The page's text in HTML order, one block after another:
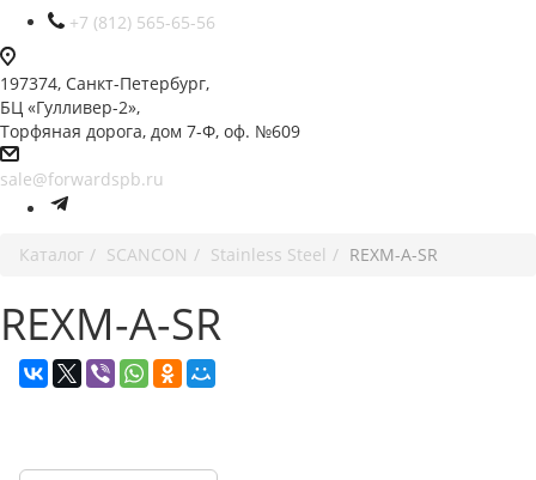
+7 (812) 565-65-56
197374, Санкт-Петербург,
БЦ «Гулливер-2»,
Торфяная дорога, дом 7-Ф, оф. №609
sale@forwardspb.ru
Каталог SCANCON Stainless Steel REXM-A-SR
REXM-A-SR